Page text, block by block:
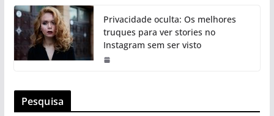
Privacidade oculta: Os melhores
truques para ver stories no
Instagram sem ser visto
Pesquisa